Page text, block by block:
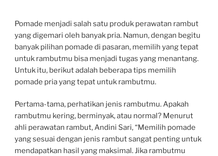
Pomade menjadi salah satu produk perawatan rambut
yang digemari oleh banyak pria. Namun, dengan begitu
banyak pilihan pomade di pasaran, memilih yang tepat
untuk rambutmu bisa menjadi tugas yang menantang.
Untuk itu, berikut adalah beberapa tips memilih
pomade pria yang tepat untuk rambutmu.
Pertama-tama, perhatikan jenis rambutmu. Apakah
rambutmu kering, berminyak, atau normal? Menurut
ahli perawatan rambut, Andini Sari, “Memilih pomade
yang sesuai dengan jenis rambut sangat penting untuk
mendapatkan hasil yang maksimal. Jika rambutmu